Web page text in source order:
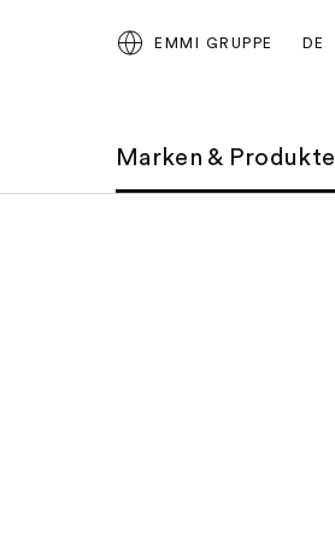
Marken & Produkte
EMMI GRUPPE DE